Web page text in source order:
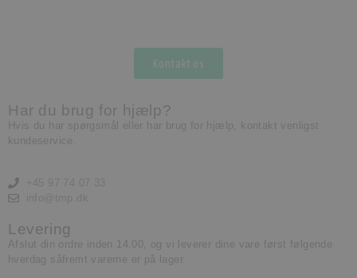
Kontakt os
Har du brug for hjælp?
Hvis du har spørgsmål eller har brug for hjælp, kontakt venligst
kundeservice.
Levering
Afslut din ordre inden 14.00, og vi leverer dine vare først følgende
hverdag såfremt varerne er på lager.